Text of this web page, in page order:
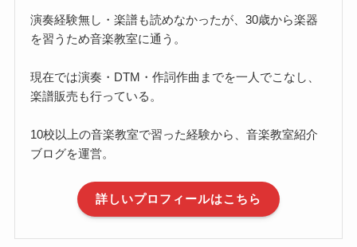
演奏経験無し・楽譜も読めなかったが、30歳から楽器
を習うため音楽教室に通う。
現在では演奏・DTM・作詞作曲までを一人でこなし、
楽譜販売も行っている。
10校以上の音楽教室で習った経験から、音楽教室紹介
ブログを運営。
詳しいプロフィールはこちら